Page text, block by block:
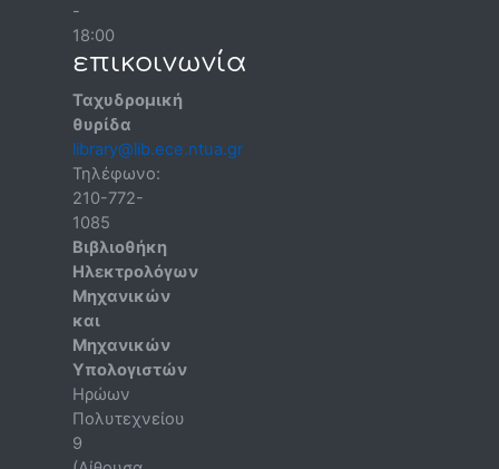
-
18:00
επικοινωνία
Ταχυδρομική
θυρίδα
library@lib.ece.ntua.gr
Τηλέφωνο:
210-772-
1085
Βιβλιοθήκη
Ηλεκτρολόγων
Μηχανικών
και
Μηχανικών
Υπολογιστών
Ηρώων
Πολυτεχνείου
9